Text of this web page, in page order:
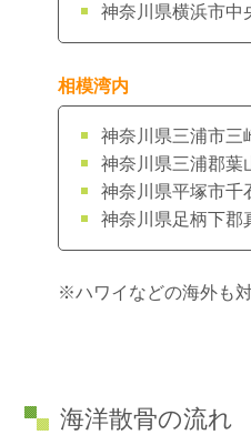
神奈川県横浜市中
相模湾内
神奈川県三浦市三
神奈川県三浦郡葉
神奈川県平塚市千
神奈川県足柄下郡
※ハワイなどの海外も
海洋散骨の流れ